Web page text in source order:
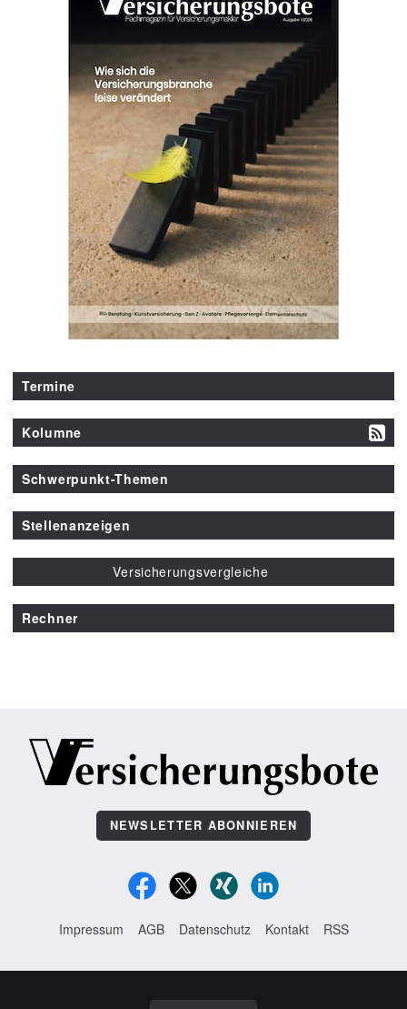
Termine
Kolumne
Schwerpunkt-Themen
Stellenanzeigen
Versicherungsvergleiche
Rechner
NEWSLETTER ABONNIEREN
Impressum AGB Datenschutz Kontakt RSS